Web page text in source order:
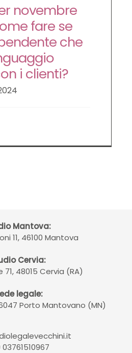
novembre
fare se
che
i clienti?
Mantova:
11, 46100 Mantova
Cervia:
71, 48015 Cervia (RA)
legale:
Porto Mantovano (MN)